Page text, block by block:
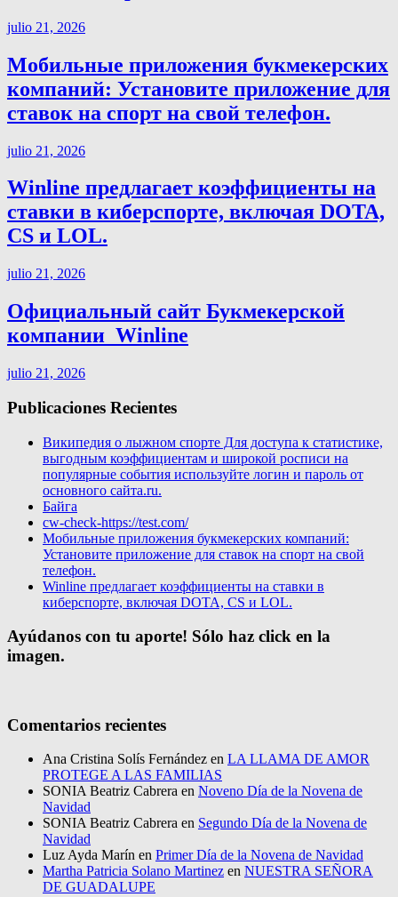
julio 21, 2026
Мобильные приложения букмекерских
компаний: Установите приложение для
ставок на спорт на свой телефон.
julio 21, 2026
Winline предлагает коэффициенты на
ставки в киберспорте, включая DOTA,
CS и LOL.
julio 21, 2026
Официальный сайт Букмекерской
компании ️ Winline
julio 21, 2026
Publicaciones Recientes
Википедия о лыжном спорте Для доступа к статистике,
выгодным коэффициентам и широкой росписи на
популярные события используйте логин и пароль от
основного сайта.ru.
Байга
cw-check-https://test.com/
Мобильные приложения букмекерских компаний:
Установите приложение для ставок на спорт на свой
телефон.
Winline предлагает коэффициенты на ставки в
киберспорте, включая DOTA, CS и LOL.
Ayúdanos con tu aporte! Sólo haz click en la
imagen.
Comentarios recientes
Ana Cristina Solís Fernández en LA LLAMA DE AMOR
PROTEGE A LAS FAMILIAS
SONIA Beatriz Cabrera en Noveno Día de la Novena de
Navidad
SONIA Beatriz Cabrera en Segundo Día de la Novena de
Navidad
Luz Ayda Marín en Primer Día de la Novena de Navidad
Martha Patricia Solano Martinez en NUESTRA SEÑORA
DE GUADALUPE